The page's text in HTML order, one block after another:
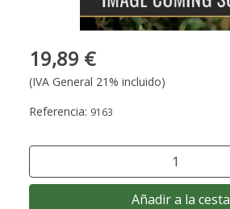
19,89 €
(IVA General 21% incluido)
Referencia: 9163
Añadir a la cesta